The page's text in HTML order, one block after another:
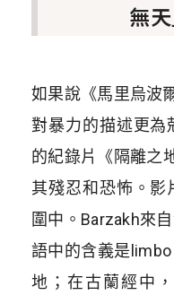
無
如果說《馬里烏波
對暴力的描述更為
的紀錄片《隔離之
其殘忍和恐怖。影
圍中。Barzakh來
語中的含義是
地；在古蘭經中